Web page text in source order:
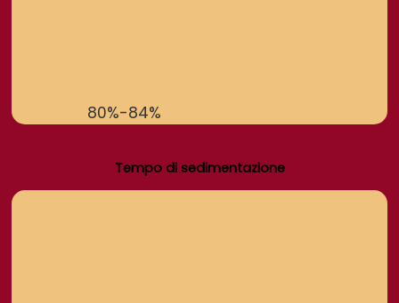
80%-84%
Tempo di sedimentazione